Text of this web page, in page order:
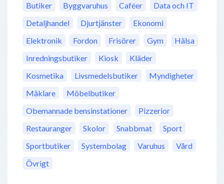
Butiker
Byggvaruhus Caféer
Data och IT
Detaljhandel
Djurtjänster
Ekonomi
Elektronik
Fordon Frisörer Gym
Hälsa
Inredningsbutiker
Kiosk
Kläder
Kosmetika
Livsmedelsbutiker
Myndigheter
Mäklare
Möbelbutiker
Obemannade bensinstationer
Pizzerior
Restauranger
Skolor Snabbmat
Sport
Sportbutiker
Systembolag Varuhus
Vård
Övrigt